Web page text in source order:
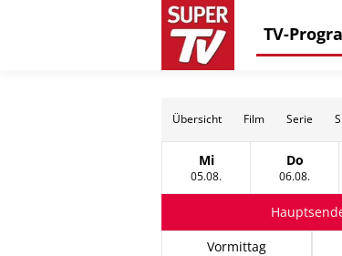
TV-
Übersicht Film Serie
Mittwoch, 05 August
Mi
05.08.
Do
06.08.
Vormittag